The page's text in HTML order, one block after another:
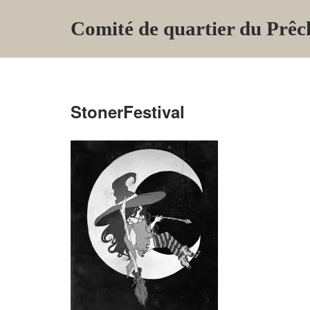
Comité de quartier du
StonerFestival